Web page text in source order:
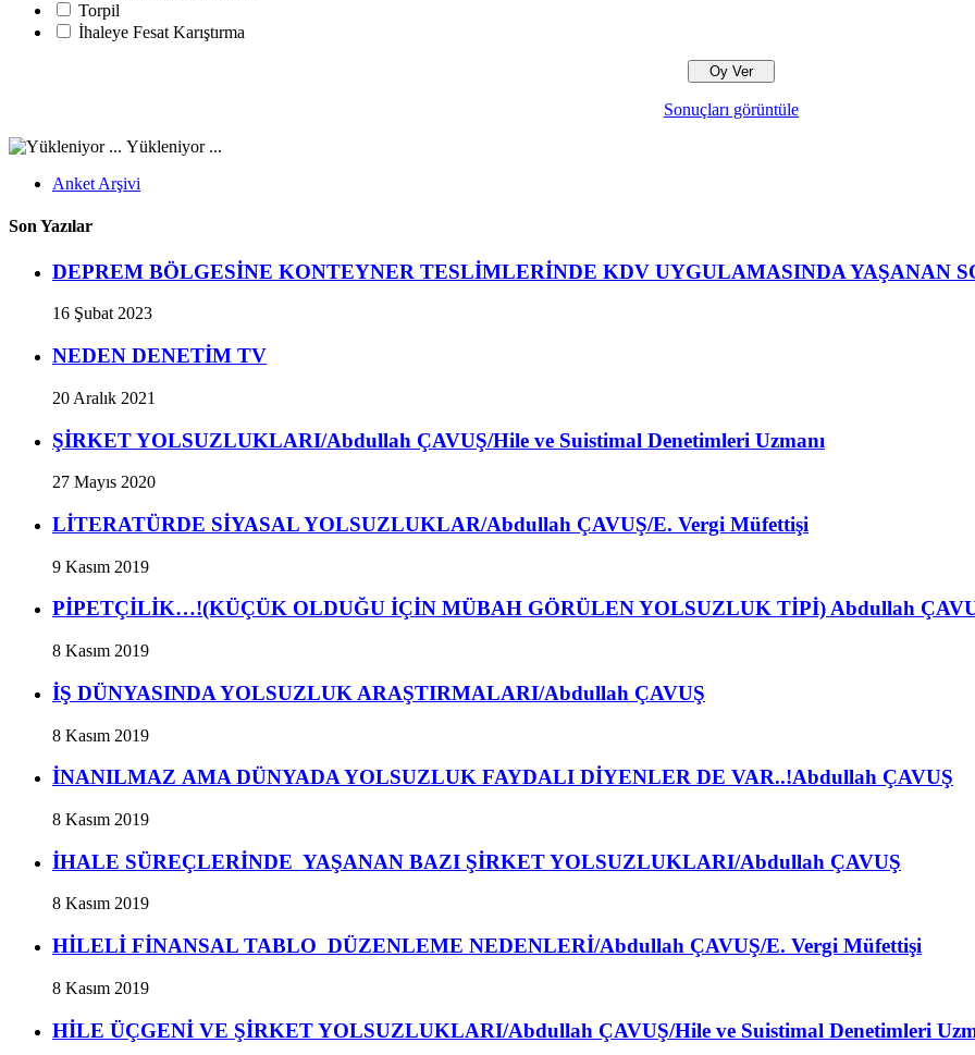
Torpil
İhaleye Fesat Karıştırma
Sonuçları görüntüle
Yükleniyor ...
Anket Arşivi
Son Yazılar
DEPREM BÖLGESİNE KONTEYNER TESLİMLERİNDE KDV UYGULAMASINDA YAŞANAN
16 Şubat 2023
NEDEN DENETİM TV
20 Aralık 2021
ŞİRKET YOLSUZLUKLARI/Abdullah ÇAVUŞ/Hile ve Suistimal Denetimleri Uzmanı
27 Mayıs 2020
LİTERATÜRDE SİYASAL YOLSUZLUKLAR/Abdullah ÇAVUŞ/E. Vergi Müfettişi
9 Kasım 2019
PİPETÇİLİK…!(KÜÇÜK OLDUĞU İÇİN MÜBAH GÖRÜLEN YOLSUZLUK TİPİ) Abdullah
8 Kasım 2019
İŞ DÜNYASINDA YOLSUZLUK ARAŞTIRMALARI/Abdullah ÇAVUŞ
8 Kasım 2019
İNANILMAZ AMA DÜNYADA YOLSUZLUK FAYDALI DİYENLER DE VAR..!Abdullah ÇAVUŞ
8 Kasım 2019
İHALE SÜREÇLERİNDE YAŞANAN BAZI ŞİRKET YOLSUZLUKLARI/Abdullah ÇAVUŞ
8 Kasım 2019
HİLELİ FİNANSAL TABLO DÜZENLEME NEDENLERİ/Abdullah ÇAVUŞ/E. Vergi Müfettişi
8 Kasım 2019
HİLE ÜÇGENİ VE ŞİRKET YOLSUZLUKLARI/Abdullah ÇAVUŞ/Hile ve Suistimal Denetimleri